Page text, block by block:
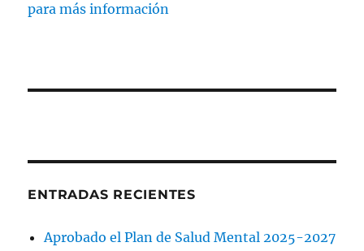
para más información
ENTRADAS RECIENTES
Aprobado el Plan de Salud Mental 2025-2027